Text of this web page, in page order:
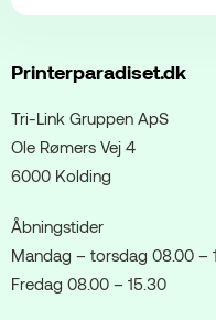
Printerparadiset.dk
Tri-Link Gruppen ApS
Ole Rømers Vej 4
6000 Kolding
Åbningstider
Mandag – torsdag 08.00 –
Fredag 08.00 – 15.30